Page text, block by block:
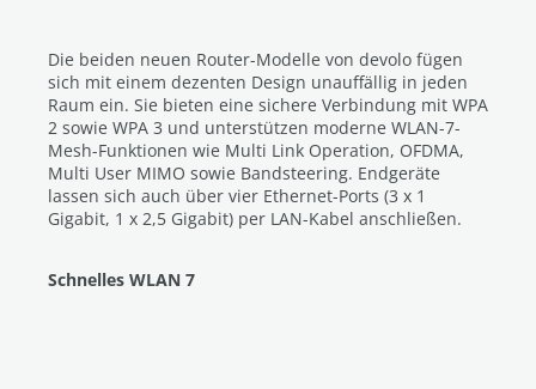
Die beiden neuen Router-Modelle von devolo fügen
sich mit einem dezenten Design unauffällig in jeden
Raum ein. Sie bieten eine sichere Verbindung mit WPA
2 sowie WPA 3 und unterstützen moderne WLAN-7-
Mesh-Funktionen wie Multi Link Operation, OFDMA,
Multi User MIMO sowie Bandsteering. Endgeräte
lassen sich auch über vier Ethernet-Ports (3 x 1
Gigabit, 1 x 2,5 Gigabit) per LAN-Kabel anschließen.
Schnelles WLAN 7